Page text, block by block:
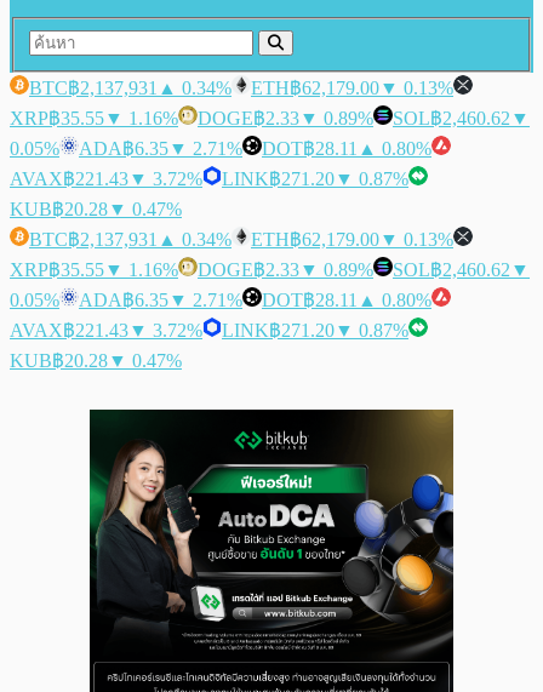
BTC฿2,137,931 ▲ 0.34% ETH฿62,179.00▼ 0.13%
XRP฿35.55▼ 1.16% DOGE฿2.33▼ 0.89% SOL฿2,460.62 ▼
0.05%
ADA฿6.35▼ 2.71% DOT฿28.11 ▲ 0.80%
AVAX฿221.43▼ 3.72% LINK฿271.20▼ 0.87%
KUB฿20.28▼ 0.47%
BTC฿2,137,931 ▲ 0.34% ETH฿62,179.00▼ 0.13%
XRP฿35.55▼ 1.16% DOGE฿2.33▼ 0.89% SOL฿2,460.62 ▼
0.05%
ADA฿6.35▼ 2.71% DOT฿28.11 ▲ 0.80%
AVAX฿221.43▼ 3.72% LINK฿271.20▼ 0.87%
KUB฿20.28▼ 0.47%